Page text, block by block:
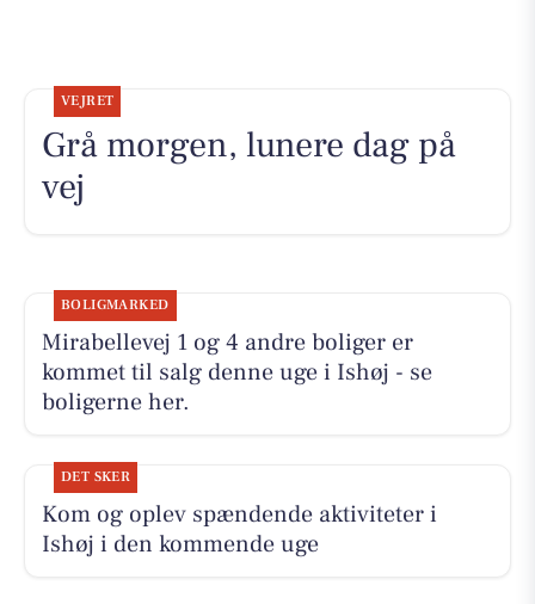
VEJRET
Grå morgen, lunere dag på
vej
BOLIGMARKED
Mirabellevej 1 og 4 andre boliger er
kommet til salg denne uge i Ishøj - se
boligerne her.
DET SKER
Kom og oplev spændende aktiviteter i
Ishøj i den kommende uge